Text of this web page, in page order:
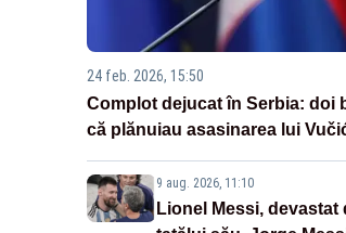
24 feb. 2026, 15:50
Complot dejucat în Serbia: doi
că plănuiau asasinarea lui
9 aug. 2026, 11:10
Lionel Messi, devastat